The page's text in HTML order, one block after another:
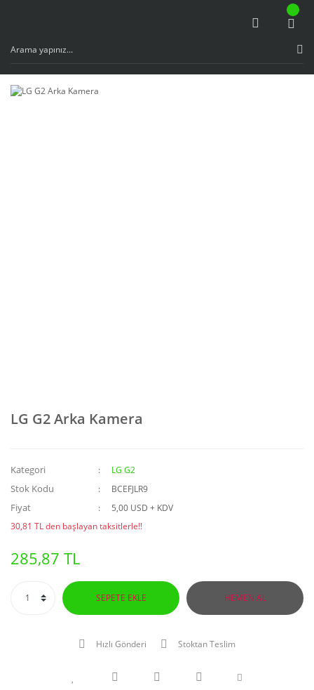
LG G2 Arka Kamera
Kategori LG G2
Stok Kodu BCEFJLR9
Fiyat
5,00 USD + KDV
30,81 TL den başlayan taksitlerle!!
285,87 TL
SEPETE EKLE HEMEN AL
Hızlı Gönderi Stoktan Teslim